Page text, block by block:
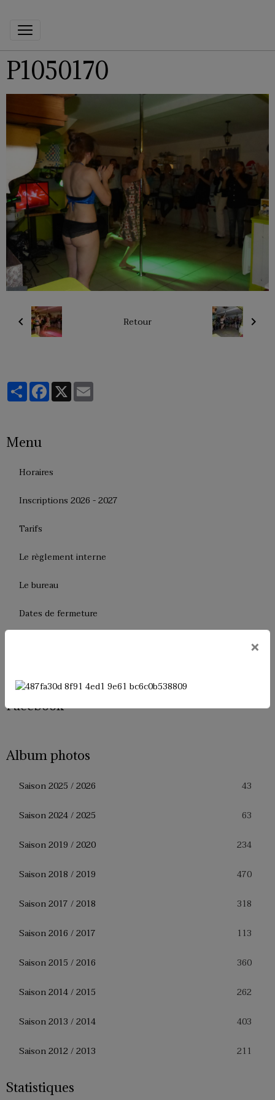
P1050170
Retour
PartagerFacebook
X
Menu
Horaires
Inscriptions 2026 - 2027
Tarifs
Le règlement interne
Le bureau
Dates de fermeture
Facebook
Album photos
Saison 2025 / 2026 43
Saison 2024 / 2025 63
Saison 2019 / 2020 234
Saison 2018 / 2019 470
Saison 2017 / 2018 318
Saison 2016 / 2017 113
Saison 2015 / 2016 360
Saison 2014 / 2015 262
Saison 2013 / 2014 403
Saison 2012 / 2013 211
Statistiques
×